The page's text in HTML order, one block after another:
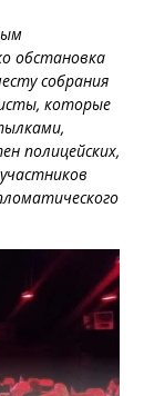
обстановка
собрания
которые
полицейских,